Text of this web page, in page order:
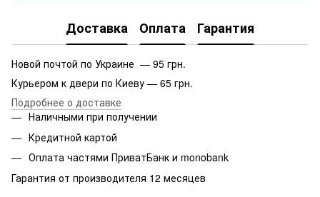
Доставка Оплата Гарантия
Новой почтой по Украине — 95 грн.
Курьером к двери по Киеву — 65 грн.
Подробнее о доставке
Наличными при получении
Кредитной картой
Оплата частями ПриватБанк и monobank
Гарантия от производителя 12 месяцев